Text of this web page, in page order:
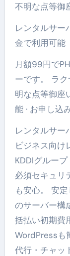
不明な点等御
レンタルサー
金で利用可能
月額99円で
ーです。 ラ
明な点等御座
能 · お申し込
レンタルサー
ビジネス向け
KDDIグループ
必須セキュリ
も安心。 安
のサーバー構
括払い初期費
WordPressも
代行・チャッ